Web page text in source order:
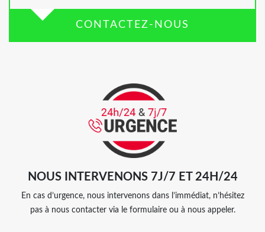
CONTACTEZ-NOUS
NOUS INTERVENONS 7J/7 ET 24H/24
En cas d’urgence, nous intervenons dans l’immédiat, n’hésitez
pas à nous contacter via le formulaire ou à nous appeler.